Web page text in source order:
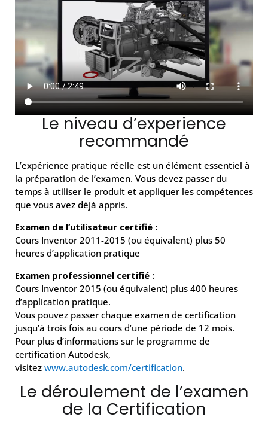
Le niveau d’experience
recommandé
L’expérience pratique réelle est un élément essentiel à
la préparation de l’examen. Vous devez passer du
temps à utiliser le produit et appliquer les compétences
que vous avez déjà appris.
Examen de l’utilisateur certifié :
Cours Inventor 2011-2015 (ou équivalent) plus 50
heures d’application pratique
Examen professionnel certifié :
Cours Inventor 2015 (ou équivalent) plus 400 heures
d’application pratique.
Vous pouvez passer chaque examen de certification
jusqu’à trois fois au cours d’une période de 12 mois.
Pour plus d’informations sur le programme de
certification Autodesk,
visitez www.autodesk.com/certification.
Le déroulement de l’examen
de la Certification